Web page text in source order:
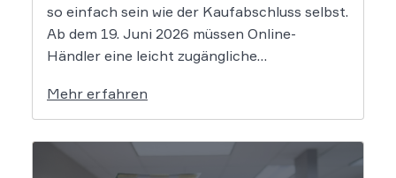
so einfach sein wie der Kaufabschluss selbst.
Ab dem 19. Juni 2026 müssen Online-
Händler eine leicht zugängliche
sogenannten Widerrufsbutton. Wir erklären,
was Shop-Betreiber jetzt umsetzen müssen,
um Abmahnungen zu vermeiden. Bisher
Mehr erfahren